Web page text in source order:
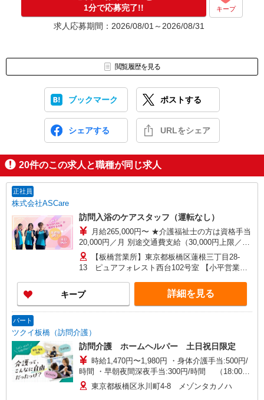
1分で応募完了!! キープ
求人応募期間：2026/08/01～2026/08/31
閲覧履歴を見る
ブックマーク ポストする
シェアする URLをシェア
20件のこの求人と職種が同じ求人
正社員
株式会社ASCare
訪問入浴のケアスタッフ（運転なし）
月給265,000円〜 ★介護福祉士の方は資格手当
20,000円／月 別途交通費支給（30,000円上限／
月） 別途残業手当（月平均残業時間15時間）残業
代全額支給
【板橋営業所】東京都板橋区蓮根三丁目28-
13 ピュアフォレスト西台102号室 【小平営業
ン1F東 【在宅介護センター調布】東京都調布市国
領町五丁目4-17 パレス調布1990A館 【在宅介護
センター府中】東京都府中市武蔵台二丁目20-16
士見町一丁目21-18 野村ビル101号室 【在宅介護
センター成瀬】東京都町田市南成瀬五丁目1-6 コ
ーポ台益ナルセ B1F
キープ 詳細を見る
パート
ツクイ板橋（訪問介護）
訪問介護 ホームヘルパー 土日祝日限定
時給1,470円〜1,980円 ・身体介護手当:500円/
時間 ・早朝夜間深夜手当:300円/時間 （18:00〜
翌07:59の時間帯） ・ICT手当:2,000円/月 ・ケア
→ケアの移動時間も賃金（時給）を支給 ・土日祝
東京都板橋区氷川町4-8 メゾンタカノハ